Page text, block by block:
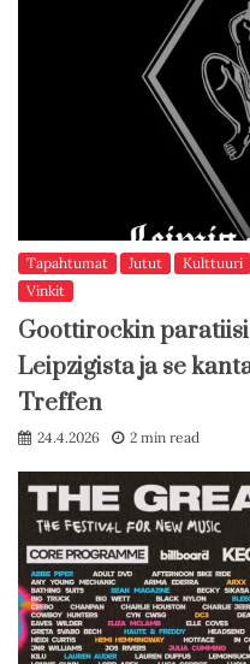
Tapahtumat Jutut Kulttuuri
Vinkit
Goottirockin
Leipzigista ja se
Treffen
24.4.2026 2 min read